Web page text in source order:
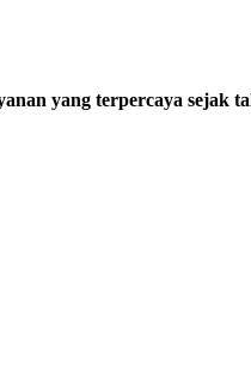
yang terpercaya sejak